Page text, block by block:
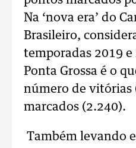
Na ‘nova era’ do
Brasileiro,
temporadas 2019
Ponta Grossa é o
número de vitórias
marcados (2.240).
Também levando